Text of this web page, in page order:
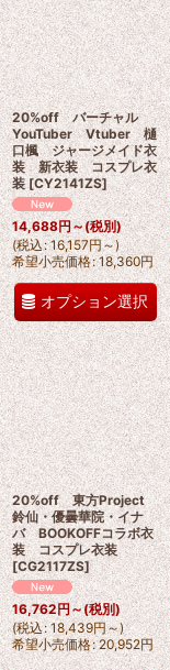
20%off バーチャル
YouTuber Vtuber 樋
口楓 ジャージメイド衣
装 新衣装 コスプレ衣
装 [CY2141ZS]
14,688円～ (税別)
(税込: 16,157円～)
希望小売価格: 18,360円
オプション選択
20%off 東方Project
鈴仙・優曇華院・イナ
バ BOOKOFFコラボ衣
装 コスプレ衣装
[CG2117ZS]
16,762円～(税別)
(税込: 18,439円～)
希望小売価格: 20,952円